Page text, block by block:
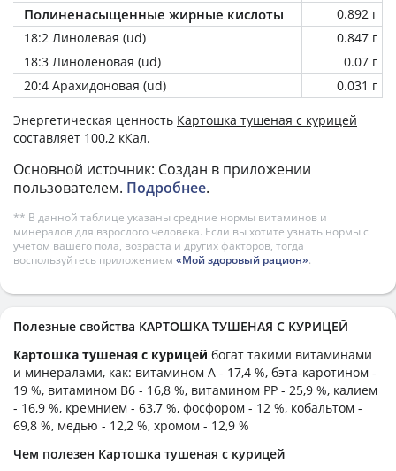
Полиненасыщенные жирные кислоты
0.892 г
18:2 Линолевая (ud)
0.847 г
18:3 Линоленовая (ud)
0.07 г
20:4 Арахидоновая (ud)
0.031 г
Энергетическая ценность Картошка тушеная с курицей
составляет 100,2 кКал.
Основной источник: Создан в приложении
пользователем. Подробнее.
** В данной таблице указаны средние нормы витаминов и
минералов для взрослого человека. Если вы хотите узнать нормы с
учетом вашего пола, возраста и других факторов, тогда
воспользуйтесь приложением «Мой здоровый рацион».
Полезные свойства КАРТОШКА ТУШЕНАЯ С КУРИЦЕЙ
Картошка тушеная с курицей богат такими витаминами
и минералами, как: витамином А - 17,4 %, бэта-каротином -
19 %, витамином B6 - 16,8 %, витамином PP - 25,9 %, калием
- 16,9 %, кремнием - 63,7 %, фосфором - 12 %, кобальтом -
69,8 %, медью - 12,2 %, хромом - 12,9 %
Чем полезен Картошка тушеная с курицей